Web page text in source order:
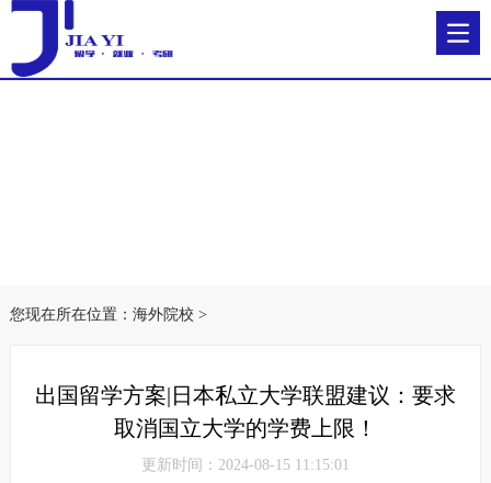
您现在所在位置： 海外院校 >
出国留学方案|日本私立大学联盟建议：要求
取消国立大学的学费上限！
更新时间：2024-08-15 11:15:01